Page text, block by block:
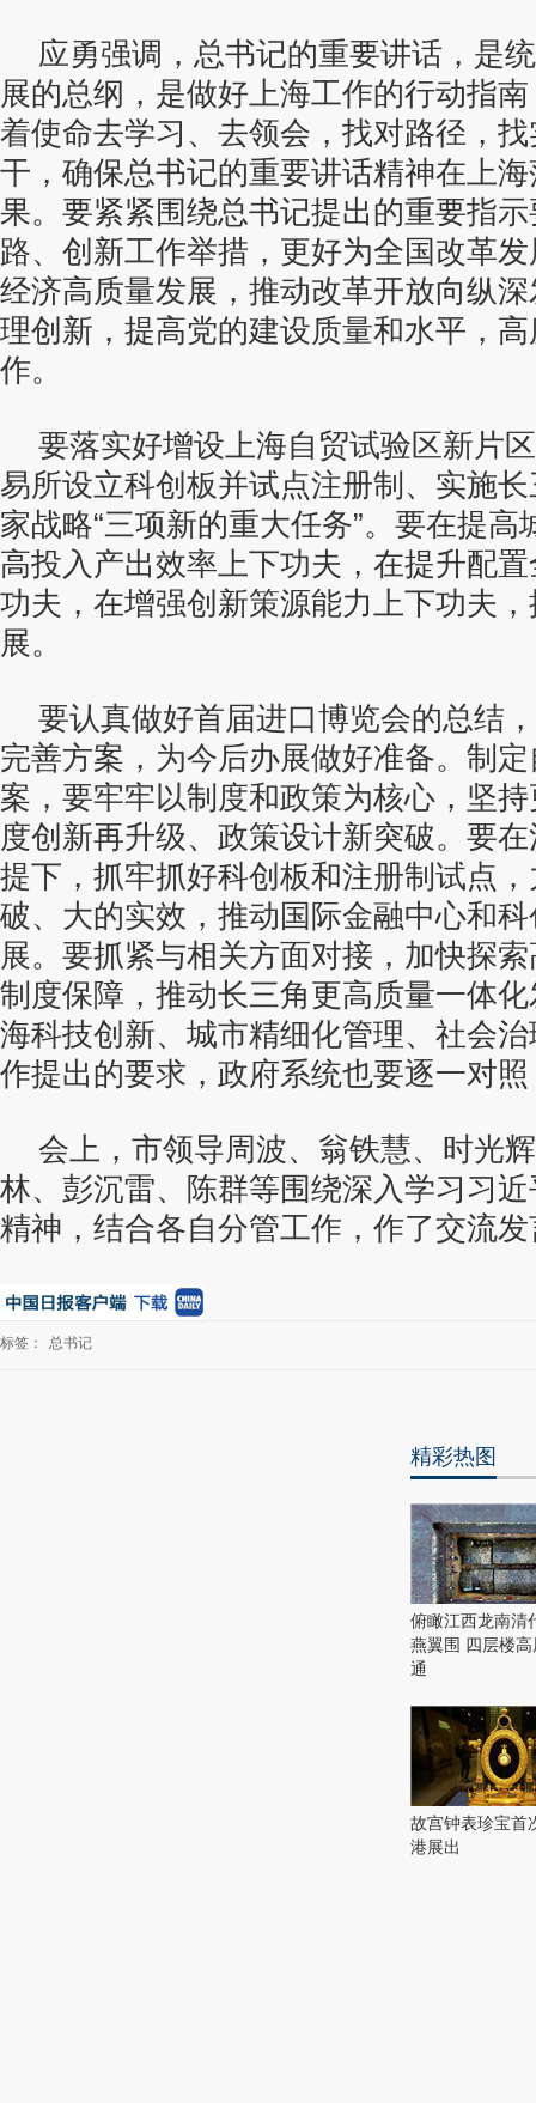
应勇强调，总书记的重要讲话，是
展的总纲，是做好上海工作的行动指
着使命去学习、去领会，找对路径，
干，确保总书记的重要讲话精神在上
果。要紧紧围绕总书记提出的重要指
路、创新工作举措，更好为全国改革
经济高质量发展，推动改革开放向纵
理创新，提高党的建设质量和水平，
作。
要落实好增设上海自贸试验区新片
易所设立科创板并试点注册制、实施
家战略“三项新的重大任务”。要在提高
高投入产出效率上下功夫，在提升配
功夫，在增强创新策源能力上下功夫
展。
要认真做好首届进口博览会的总结
完善方案，为今后办展做好准备。制
案，要牢牢以制度和政策为核心，坚
度创新再升级、政策设计新突破。要
提下，抓牢抓好科创板和注册制试点
破、大的实效，推动国际金融中心和
展。要抓紧与相关方面对接，加快探
制度保障，推动长三角更高质量一体
海科技创新、城市精细化管理、社会
作提出的要求，政府系统也要逐一对
会上，市领导周波、翁铁慧、时光
林、彭沉雷、陈群等围绕深入学习习
精神，结合各自分管工作，作了交流
标签： 总书记
精彩热图
俯瞰江西龙南清
燕翼围 四层楼
通
故宫钟表珍宝首
港展出
最
热
新
闻
世
界
瞩
目
上
合
峰
会
这
些
看
点